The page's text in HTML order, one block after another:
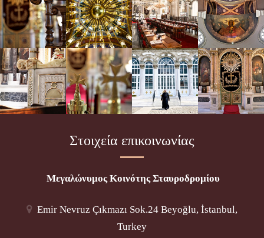
Στοιχεία επικοινωνίας
Μεγαλώνυμος Κοινότης Σταυροδρομίου
Emir Nevruz Çıkmazı Sok.24 Beyoğlu, İstanbul,
Turkey